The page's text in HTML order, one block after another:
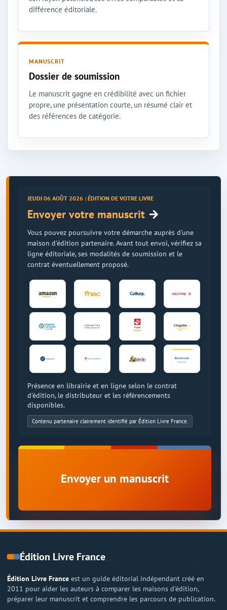
différence éditoriale.
MANUSCRIT
Dossier de soumission
Le manuscrit gagne en crédibilité avec un fichier
propre, une présentation courte, un résumé clair et
des références de catégorie.
JEUDI 06 AOÛT 2026 : ÉDITION DE VOTRE LIVRE
Envoyer votre manuscrit →
Vous pouvez poursuivre votre démarche auprès d'une
maison d'édition partenaire. Avant tout envoi, vérifiez sa
ligne éditoriale, ses modalités de soumission et le
contrat éventuellement proposé.
Présence en librairie et en ligne selon le contrat
d'édition, le distributeur et les référencements
disponibles.
Contenu partenaire clairement identifié par Édition Livre France.
Envoyer un manuscrit
Édition Livre France
Édition Livre France est un guide éditorial indépendant créé en
2011 pour aider les auteurs à comparer les maisons d'édition,
préparer leur manuscrit et comprendre les parcours de publication.